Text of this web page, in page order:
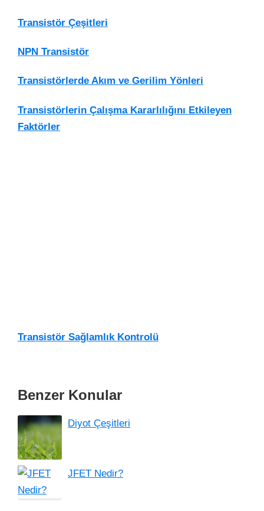
Transistör Çeşitleri
NPN Transistör
Transistörlerde Akım ve Gerilim Yönleri
Transistörlerin Çalışma Kararlılığını Etkileyen
Faktörler
Transistör Sağlamlık Kontrolü
Benzer Konular
Diyot Çeşitleri
JFET Nedir?